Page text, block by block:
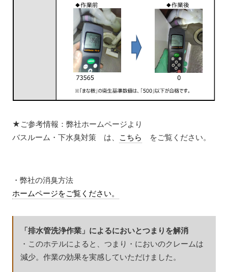
★ご参考情報：弊社ホームページより
バスルーム・下水臭対策 は、
こちら をご覧ください。
・弊社の消臭方法
ホームページをご覧ください。
「排水管洗浄作業」 によるにおいとつまりを解消
・このホテルによると、つまり・においのクレームは
減少。作業の効果を実感していただけました。